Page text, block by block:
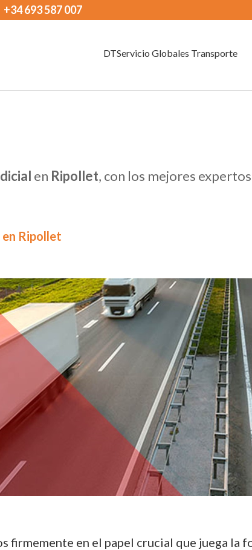
+34 693 587 007
DTServicio Globales Transporte
en Ripollet, con los mejores
Ripollet
firmemente en el papel crucial que juega la